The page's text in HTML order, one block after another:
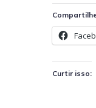
Curtir isso: